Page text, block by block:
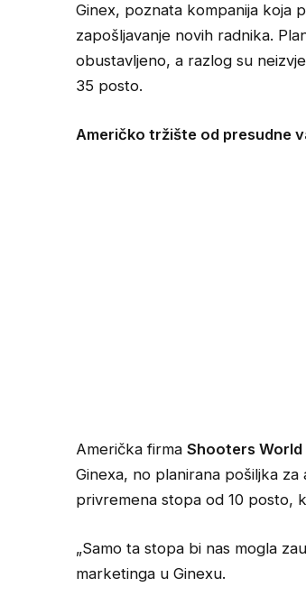
Ginex, poznata kompanija koja
zapošljavanje novih radnika.
obustavljeno, a razlog su
35 posto.
Američko tržište od presudne
Američka firmaShooters World
Ginexa, no planirana pošiljka
privremena stopa od 10 posto,
„Samo ta stopa bi nas mogla
marketinga u Ginexu.